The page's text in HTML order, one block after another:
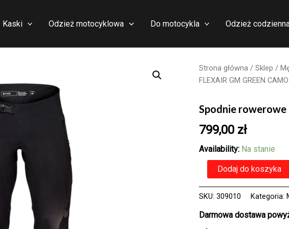
Kaski Odzież motocyklowa Do motocykla Odzież
Strona główna / Sklep /
FLEXAIR GM GREEN CAMO
Spodnie rowerowe
799,00 zł
Availability: Na stanie
rowerowe
FOX
GM
Dodaj do koszyka
SKU: 309010 Kategoria:
Darmowa dostawa